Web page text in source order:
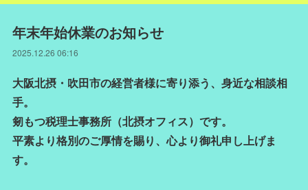
年末年始休業のお知らせ
2025.12.26 06:16
大阪北摂・吹田市の経営者様に寄り添う、身近な相談相
手。
剱もつ税理士事務所（北摂オフィス）です。
平素より格別のご厚情を賜り、心より御礼申し上げま
す。